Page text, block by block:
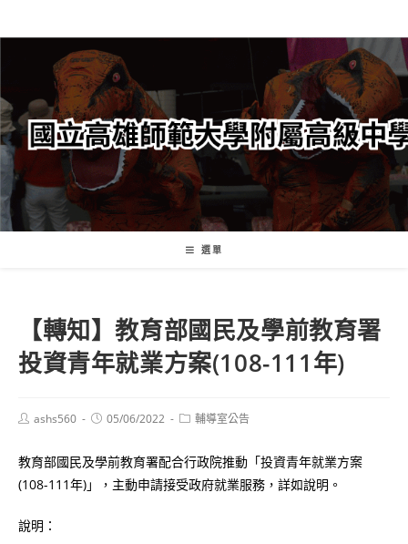
轉
要
內
容
選單
【轉知】教育部國民及學前教育署
投資青年就業方案(108-111年)
Postashs560
Post05/06/2022
Post輔導室公告
教育部國民及學前教育署配合行政院推動「投資青年就業方案
(108-111年)」，主動申請接受政府就業服務，詳如說明。
說明：